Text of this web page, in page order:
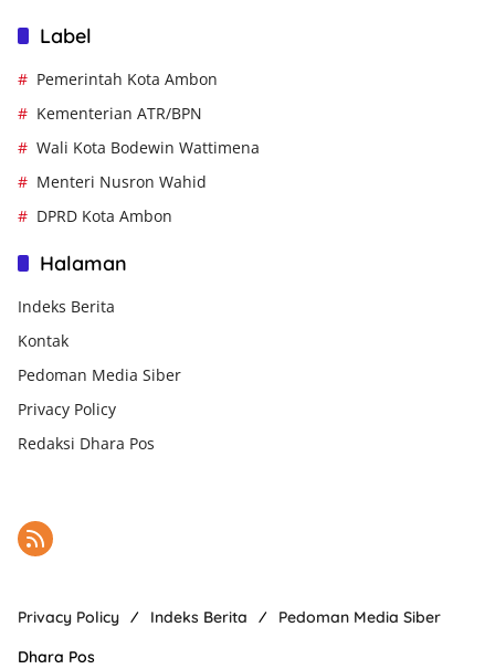
Label
Pemerintah Kota Ambon
Kementerian ATR/BPN
Wali Kota Bodewin Wattimena
Menteri Nusron Wahid
DPRD Kota Ambon
Halaman
Indeks Berita
Kontak
Pedoman Media Siber
Privacy Policy
Redaksi Dhara Pos
Privacy Policy Indeks Berita
Pedoman Media Siber
Dhara Pos